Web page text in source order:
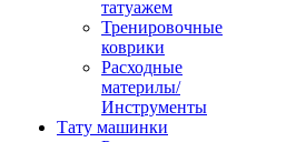
татуажем
Тренировочные
коврики
Расходные
материлы/
Инструменты
Тату машинки